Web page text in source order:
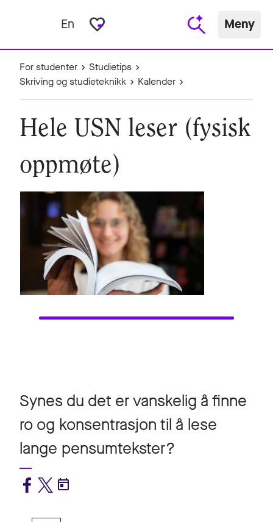
En favorite_border Meny
For studenter
Studietips
Skriving og studieteknikk
Kalender
Hele USN leser (fysisk
oppmøte)
Synes du det er vanskelig å finne
ro og konsentrasjon til å lese
lange pensumtekster?